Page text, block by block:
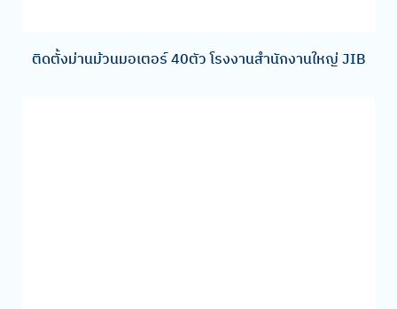
ติดตั้งม่านม้วนมอเตอร์ 40ตัว โรงงานสำนักงานใหญ่ JIB